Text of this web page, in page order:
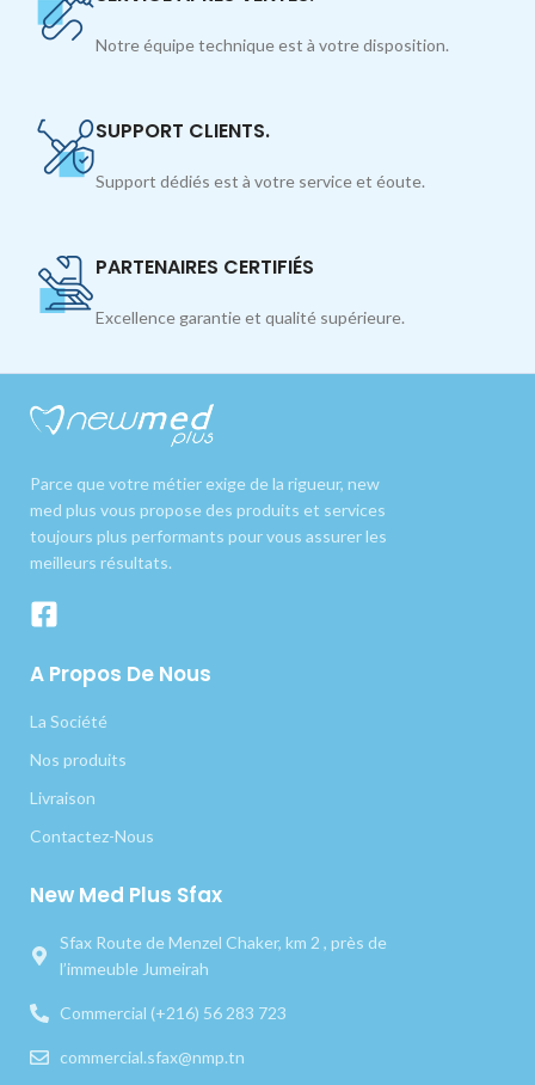
Notre équipe technique est à votre disposition.
SUPPORT CLIENTS.
Support dédiés est à votre service et éoute.
PARTENAIRES CERTIFIÉS
Excellence garantie et qualité supérieure.
Parce que votre métier exige de la rigueur, new
med plus vous propose des produits et services
toujours plus performants pour vous assurer les
meilleurs résultats.
A Propos De Nous
La Société
Nos produits
Livraison
Contactez-Nous
New Med Plus Sfax
Sfax Route de Menzel Chaker, km 2 , près de
l’immeuble Jumeirah
Commercial (+216) 56 283 723
commercial.sfax@nmp.tn